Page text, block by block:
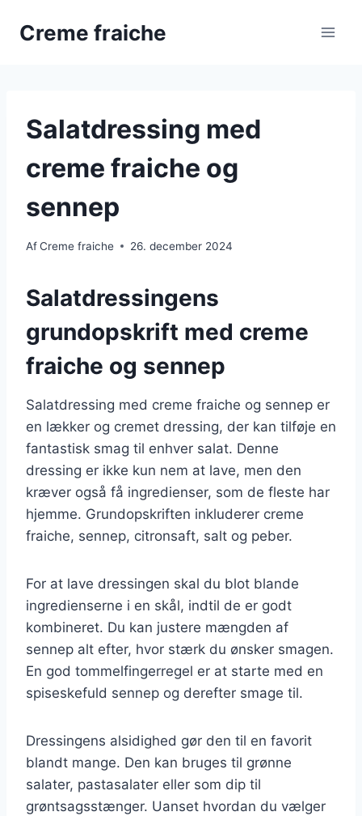
Creme fraiche
Salatdressing med
creme fraiche og
sennep
AfCreme fraiche 26. december 2024
Salatdressingens
grundopskrift med creme
fraiche og sennep
Salatdressing med creme fraiche og sennep er
en lækker og cremet dressing, der kan tilføje en
fantastisk smag til enhver salat. Denne
dressing er ikke kun nem at lave, men den
kræver også få ingredienser, som de fleste har
hjemme. Grundopskriften inkluderer creme
fraiche, sennep, citronsaft, salt og peber.
For at lave dressingen skal du blot blande
ingredienserne i en skål, indtil de er godt
kombineret. Du kan justere mængden af
sennep alt efter, hvor stærk du ønsker smagen.
En god tommelfingerregel er at starte med en
spiseskefuld sennep og derefter smage til.
Dressingens alsidighed gør den til en favorit
blandt mange. Den kan bruges til grønne
salater, pastasalater eller som dip til
grøntsagsstænger. Uanset hvordan du vælger